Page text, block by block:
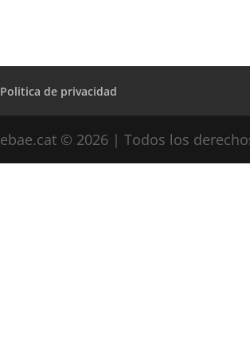
Politica de privacidad
ebae.cat © 2026 | Todos los